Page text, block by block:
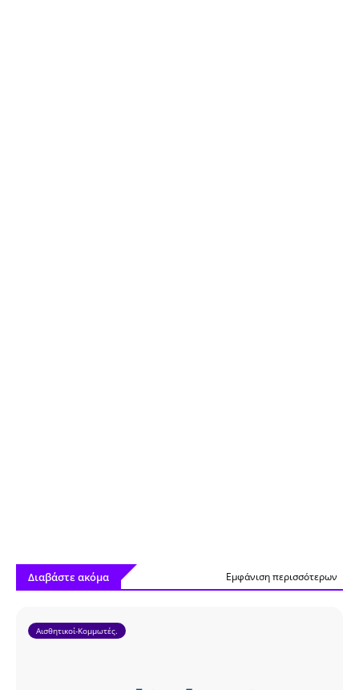
Διαβάστε ακόμα Εμφάνιση περισσότερων
Αισθητικοί-Κομμωτές.